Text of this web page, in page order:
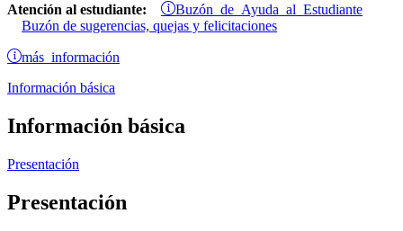
Atención al estudiante: Buzón de Ayuda al Estudiante
Buzón de sugerencias, quejas y felicitaciones
más información
Información básica
Información básica
Presentación
Presentación